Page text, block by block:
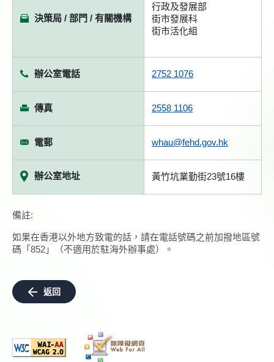
決策局 / 部門 / 有關機構
行政及發展部
街市發展科
街市活化組
辦公室電話 2752 1076
傳真 2558 1106
電郵 whau@fehd.gov.hk
辦公室地址 黃竹坑業勤街23號16樓
備註:
如果在香港以外地方致電的話，請在電話號碼之前加撥地區號
碼「852」（不適用於駐海外辦事處）。
返回